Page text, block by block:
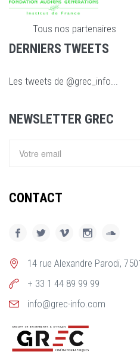
Tous nos partenaires
DERNIERS TWEETS
Les tweets de @grec_info...
NEWSLETTER GREC
CONTACT
14 rue Alexandre Parodi,
+ 33 1 44 89 99 99
info@grec-info.com